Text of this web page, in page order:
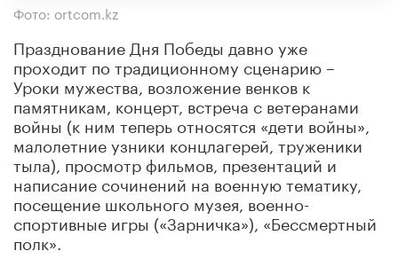
Фото: ortcom.kz
Празднование Дня Победы давно уже
проходит по традиционному сценарию –
Уроки мужества, возложение венков к
памятникам, концерт, встреча с ветеранами
войны (к ним теперь относятся «дети войны»,
малолетние узники концлагерей, труженики
тыла), просмотр фильмов, презентаций и
написание сочинений на военную тематику,
посещение школьного музея, военно-
спортивные игры («Зарничка»), «Бессмертный
полк».